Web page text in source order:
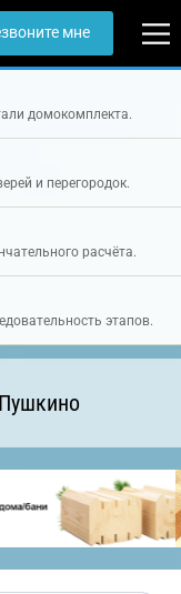
мне
домокомплекта.
и перегородок.
расчёта.
этапов.